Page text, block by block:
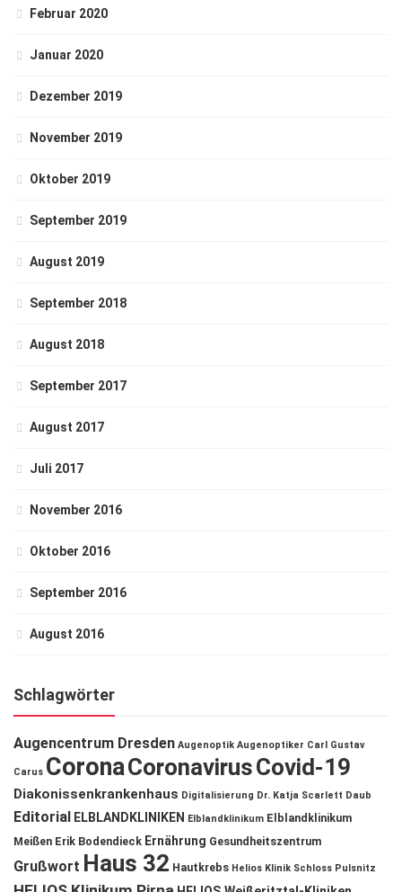
Februar 2020
Januar 2020
Dezember 2019
November 2019
Oktober 2019
September 2019
August 2019
September 2018
August 2018
September 2017
August 2017
Juli 2017
November 2016
Oktober 2016
September 2016
August 2016
Schlagwörter
Augencentrum Dresden Augenoptik Augenoptiker Carl Gustav
Carus CoronaCoronavirusCovid-19
Diakonissenkrankenhaus Digitalisierung Dr. Katja Scarlett Daub
Editorial ELBLANDKLINIKEN Elblandklinikum Elblandklinikum
Meißen Erik Bodendieck Ernährung Gesundheitszentrum
Grußwort Haus 32 Hautkrebs Helios Klinik Schloss Pulsnitz